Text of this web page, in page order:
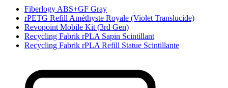
Fiberlogy ABS+GF Gray
rPETG Refill Améthyste Royale (Violet Translucide)
Revopoint Mobile Kit (3rd Gen)
Recycling Fabrik rPLA Sapin Scintillant
Recycling Fabrik rPLA Refill Statue Scintillante